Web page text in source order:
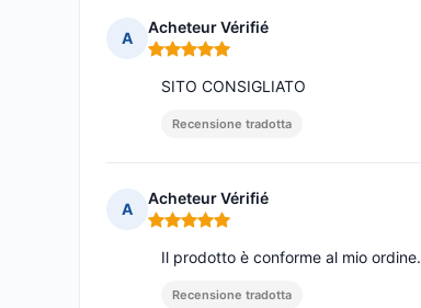
A
Acheteur Vérifié
Nota: 5 su 5
SITO CONSIGLIATO
Recensione tradotta
A
Acheteur Vérifié
Nota: 5 su 5
Il prodotto è conforme al mio ordine.
Recensione tradotta